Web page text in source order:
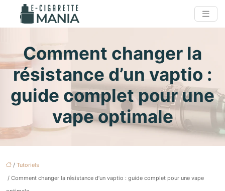
Comment changer la
résistance d’un vaptio :
guide complet pour une
vape optimale
/ Tutoriels
/ Comment changer la résistance d’un vaptio : guide complet pour une vape